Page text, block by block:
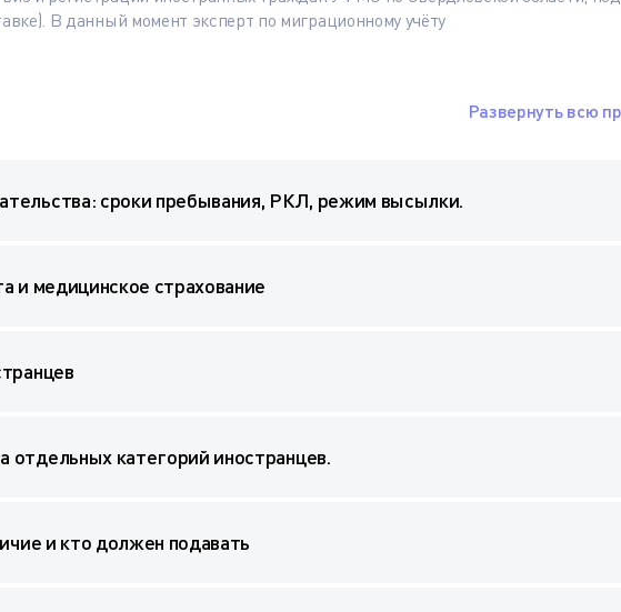
В данный момент эксперт по миграционному учёту
Развернуть всю
сроки пребывания, РКЛ, режим высылки.
и медицинское страхование
отдельных категорий иностранцев.
и кто должен подавать